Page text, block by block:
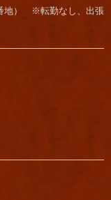
地） ※転勤なし、出張